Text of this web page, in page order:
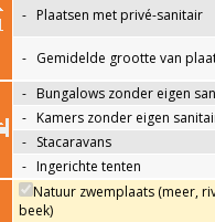
- Plaatsen met privé-sanitair
- Gemidelde grootte van
- Bungalows zonder eigen
- Kamers zonder eigen
- Stacaravans
- Ingerichte tenten
Natuur zwemplaats (meer,
beek)